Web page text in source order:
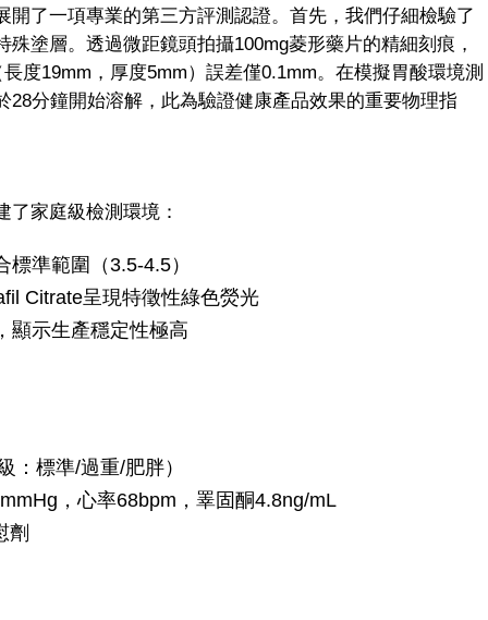
了一項專業的第三方評測認證。首先，我們仔細檢驗了
塗層。透過微距鏡頭拍攝100mg菱形藥片的精細刻痕，
度19mm，厚度5mm）誤差僅0.1mm。在模擬胃酸環境測
分鐘開始溶解，此為驗證健康產品效果的重要物理指
家庭級檢測環境：
準範圍（3.5-4.5）
Citrate呈現特徵性綠色熒光
顯示生產穩定性極高
：標準/過重/肥胖）
，心率68bpm，睪固酮4.8ng/mL
劑